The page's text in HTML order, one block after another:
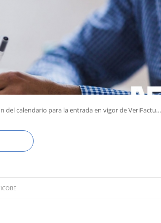
del calendario para la entrada en vigor de VeriFactu…